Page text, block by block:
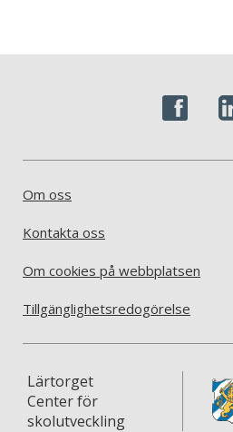
Om oss
Kontakta oss
Om cookies på webbplatsen
Tillgänglighetsredogörelse
Lärtorget
Center för
skolutveckling